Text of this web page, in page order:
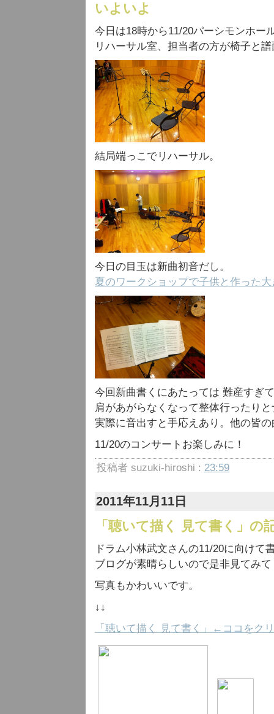
いよいよ
今日は18時から11/20パーシモンホー
リハーサル室、担当者の方が椅子と
結局端っこでリハーサル。
今日の目玉は新曲初音だし。
夏のワークショップで子供と作った
今回新曲書くにあたっては 難産すぎ
肩があがらなくなって整体行ったり
実際に音出すと手応えあり。他の皆
11/20のコンサートお楽しみに！
投稿者 suzuki-hiroshi : 23:59
2011年11月11日
「聴いて描く 見て書く」の
ドラム小林武文さんの11/20に向けて
ブログが素晴らしいので是非見てみ
写真もかわいいです。
↓↓
「聴いて描く 見て書く」←ココをク